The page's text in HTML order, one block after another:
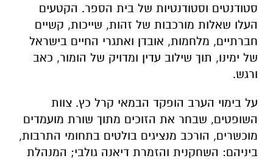
סטודנטים וסטודנטיות של בית הספר. הקטעים
העלו שאלות מורכבות של זהות, שייכות, קשיים
חברתיים, מלחמות, אובדן ואתגרי החיים בישראל
של ימינו, תוך שילוב עדין ומדויק של הומור, כאב
ורגש.
על בימוי הערב הופקד הבמאי קרל כץ. צוות
השופטים, שבחר את הזוכים מתוך שורת מועמדים
מוכשרים, הורכב מנציגים בולטים בתחומי התרבות,
ביניהם: השחקנית והזמרת דיאנה גולבי; המנהלת